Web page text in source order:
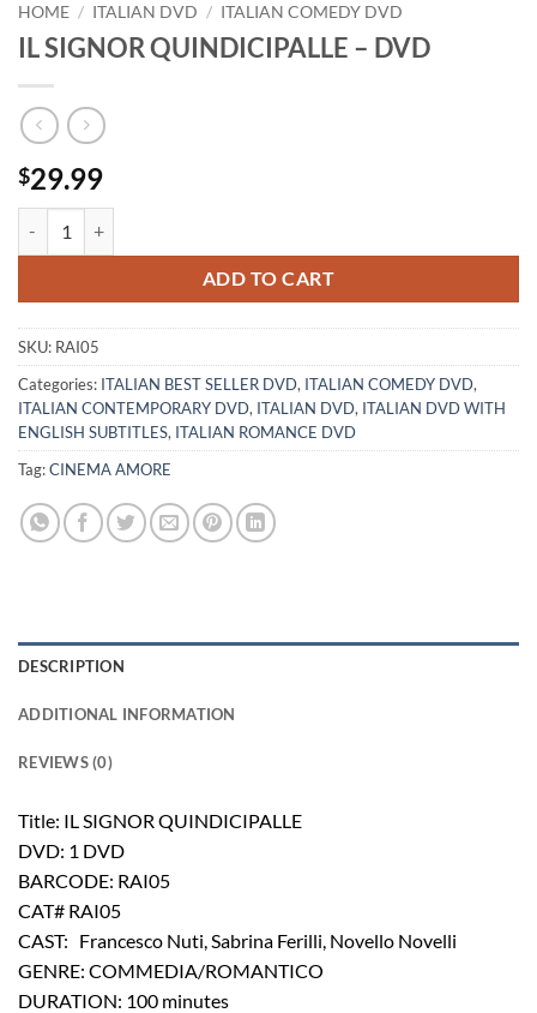
HOME / ITALIAN DVD / ITALIAN COMEDY DVD
IL SIGNOR QUINDICIPALLE – DVD
$29.99
ADD TO CART
SKU: RAI05
Categories: ITALIAN BEST SELLER DVD, ITALIAN COMEDY DVD,
ITALIAN CONTEMPORARY DVD, ITALIAN DVD, ITALIAN DVD WITH
ENGLISH SUBTITLES, ITALIAN ROMANCE DVD
Tag:CINEMA AMORE
DESCRIPTION
ADDITIONAL INFORMATION
REVIEWS (0)
Title: IL SIGNOR QUINDICIPALLE
DVD: 1 DVD
BARCODE: RAI05
CAT# RAI05
CAST: Francesco Nuti, Sabrina Ferilli, Novello Novelli
GENRE: COMMEDIA/ROMANTICO
DURATION: 100 minutes